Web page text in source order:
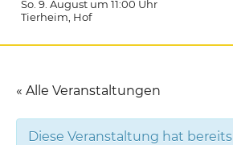
So. 9. August um 11:00 Uhr
Tierheim , Hof
« Alle Veranstaltungen
Diese Veranstaltung hat bereits